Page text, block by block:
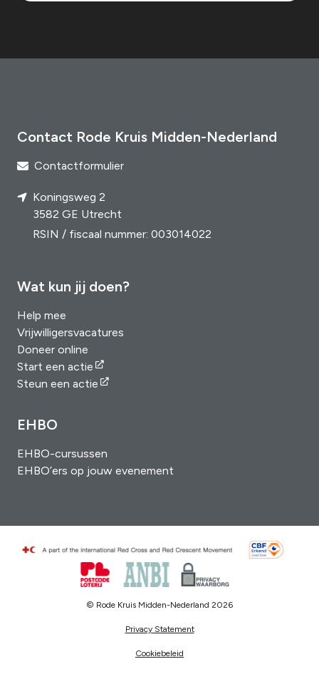
Contact Rode Kruis Midden-Nederland
Contactformulier
Koningsweg 2
3582 GE Utrecht
RSIN / fiscaal nummer: 003014022
Wat kun jij doen?
Help mee
Vrijwilligersvacatures
Doneer online
Start een actie
Steun een actie
EHBO
EHBO-cursussen
EHBO’ers op jouw evenement
© Rode Kruis Midden-Nederland 2026
Privacy Statement
Cookiebeleid